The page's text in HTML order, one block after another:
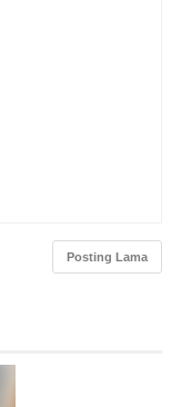
Posting Lama